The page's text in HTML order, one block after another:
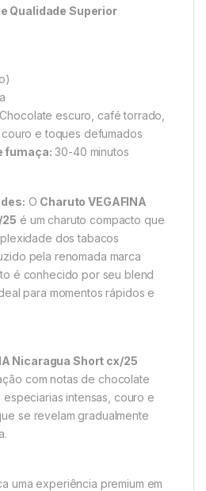
Qualidade Superior
Chocolate escuro, café torrado,
e toques defumados
fumaça: 30-40 minutos
O Charuto VEGAFINA
é um charuto compacto que
dos tabacos
pela renomada marca
é conhecido por seu blend
para momentos rápidos e
Nicaragua Short cx/25
com notas de chocolate
intensas, couro e
se revelam gradualmente
uma experiência premium em